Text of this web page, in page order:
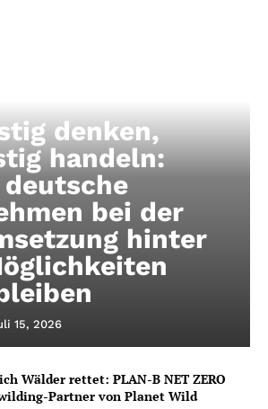
denken,
handeln:
bei der
hinter
15, 2026
Wälder rettet: PLAN-B NET ZERO
Partner von Planet Wild